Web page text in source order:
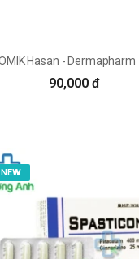
90,000 đ
NEW